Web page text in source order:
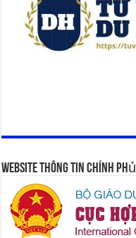
Website Thông Tin Chính Phủ